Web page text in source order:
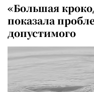
«Большая
показала
допустимого